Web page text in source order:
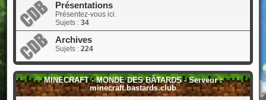
Présentations
Présentez-vous ici.
Sujets : 34
Archives
Sujets : 224
MINECRAFT - MONDE DES BÂTARDS - Serveur :
minecraft.bastards.club